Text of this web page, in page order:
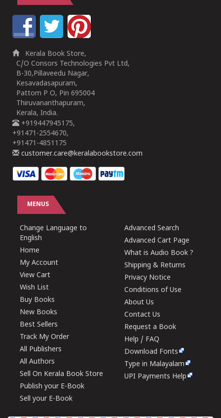
Kerala Book Store,
C/O Consors Technologies Pvt Ltd,
B-30,Pillaveedu Nagar,
Kesavadasapuram,
Pattom P O, Pin 695004
Thiruvananthapuram,
Kerala, India.
+919447945175,
+91471-2554670,
+91471-4851175
customer.care@keralabookstore.com
MENUS
Change Language to
English
Home
My Account
View Cart
Wish List
Buy Books
New Books
Best Sellers
Track My Order
All Publishers
All Authors
Sell On Kerala Book Store
Publish your E-Book
Sell your E-Book
Advanced Search
Advanced Cart Page
What is Audio Book ?
Shipping & Returns
Privacy Notice
Conditions of Use
About Us
Contact Us
Request a Book
Help / FAQ
Download Fonts
Type in Malayalam
UPI Payments Help